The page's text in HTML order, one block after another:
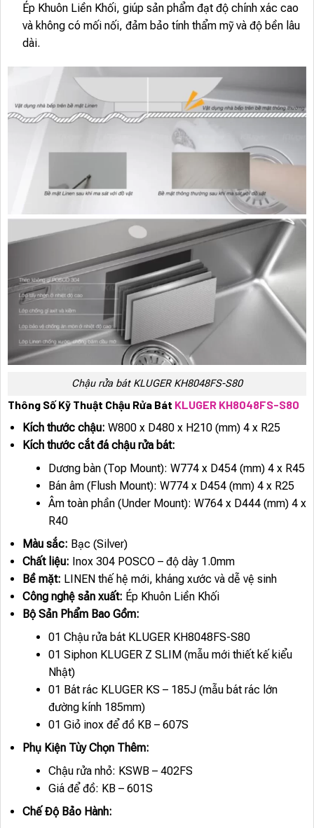
Ép Khuôn Liền Khối, giúp sản phẩm đạt độ chính xác cao
và không có mối nối, đảm bảo tính thẩm mỹ và độ bền lâu
dài.
Chậu rửa bát KLUGER KH8048FS-S80
Thông Số Kỹ Thuật Chậu Rửa Bát KLUGER KH8048FS-S80
Kích thước chậu: W800 x D480 x H210 (mm) 4 x R25
Kích thước cắt đá chậu rửa bát:
Dương bàn (Top Mount): W774 x D454 (mm) 4 x R45
Bán âm (Flush Mount): W774 x D454 (mm) 4 x R25
Âm toàn phần (Under Mount): W764 x D444 (mm) 4 x
R40
Màu sắc: Bạc (Silver)
Chất liệu: Inox 304 POSCO – độ dày 1.0mm
Bề mặt: LINEN thế hệ mới, kháng xước và dễ vệ sinh
Công nghệ sản xuất: Ép Khuôn Liền Khối
Bộ Sản Phẩm Bao Gồm:
01 Chậu rửa bát KLUGER KH8048FS-S80
01 Siphon KLUGER Z SLIM (mẫu mới thiết kế kiểu
Nhật)
01 Bát rác KLUGER KS – 185J (mẫu bát rác lớn
đường kính 185mm)
01 Giỏ inox để đồ KB – 607S
Phụ Kiện Tùy Chọn Thêm:
Chậu rửa nhỏ: KSWB – 402FS
Giá để đồ: KB – 601S
Chế Độ Bảo Hành: